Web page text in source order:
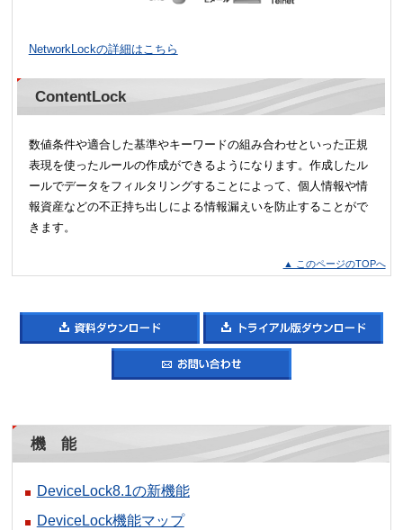
NetworkLockの詳細はこちら
ContentLock
数値条件や適合した基準やキーワードの組み合わせといった正規
表現を使ったルールの作成ができるようになります。作成したル
ールでデータをフィルタリングすることによって、個人情報や情
報資産などの不正持ち出しによる情報漏えいを防止することがで
きます。
▲ このページのTOPへ
機 能
DeviceLock8.1の新機能
DeviceLock機能マップ